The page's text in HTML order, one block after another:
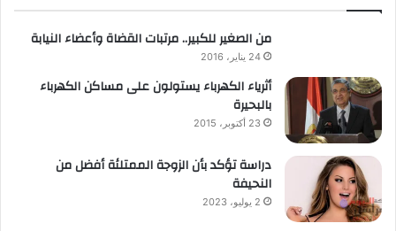
من الصغير للكبير.. مرتبات القضاة وأعضاء النيابة
24 يناير، 2016
أثرياء الكهرباء يستولون على مساكن الكهرباء
بالبحيرة
23 أكتوبر، 2015
دراسة تؤكد بأن الزوجة الممتلئة أفضل من
النحيفة
2 يوليو، 2023